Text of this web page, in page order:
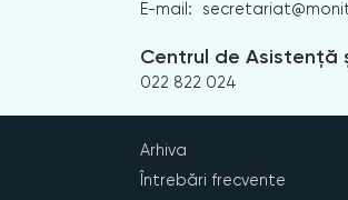
E-mail:
Centrul de Asistență
022 822 024
Arhiva
Întrebări frecvente